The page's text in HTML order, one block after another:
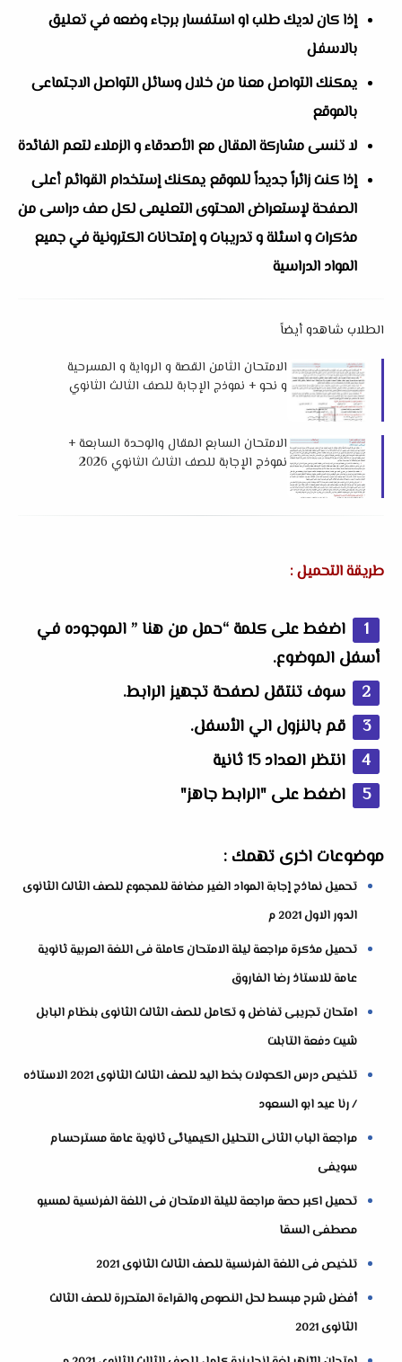
إذا كان لديك طلب او استفسار برجاء وضعه في تعليق
بالاسفل
يمكنك التواصل معنا من خلال وسائل التواصل الاجتماعى
بالموقع
لا تنسى مشاركة المقال مع الأصدقاء و الزملاء لتعم الفائدة
إذا كنت زائراً جديداً للموقع يمكنك إستخدام القوائم أعلى
الصفحة لإستعراض المحتوى التعليمى لكل صف دراسى من
مذكرات و اسئلة و تدريبات و إمتحانات الكترونية في جميع
المواد الدراسية
الطلاب شاهدو أيضاً
الامتحان الثامن القصة و الرواية و المسرحية
و نحو + نموذج الإجابة للصف الثالث الثانوي
الامتحان السابع المقال والوحدة السابعة +
نموذج الإجابة للصف الثالث الثانوي 2026
طريقة التحميل :
اضغط على كلمة “حمل من هنا ” الموجوده في
أسفل الموضوع.
سوف تنتقل لصفحة تجهيز الرابط.
قم بالنزول الي الأسفل.
انتظر العداد 15 ثانية
اضغط على "الرابط جاهز"
موضوعات اخرى تهمك :
تحميل نماذج إجابة المواد الغير مضافة للمجموع للصف الثالث الثانوى
الدور الاول 2021 م
تحميل مذكرة مراجعة ليلة الامتحان كاملة فى اللغة العربية ثانوية
عامة للاستاذ رضا الفاروق
امتحان تجريبى تفاضل و تكامل للصف الثالث الثانوى بنظام البابل
شيت دفعة التابلت
تلخيص درس الكحولات بخط اليد للصف الثالث الثانوى 2021 الاستاذه
/ رنا عيد ابو السعود
مراجعة الباب الثانى التحليل الكيميائى ثانوية عامة مسترحسام
سويفى
تحميل اكبر حصة مراجعة لليلة الامتحان فى اللغة الفرنسية لمسيو
مصطفى السقا
تلخيص فى اللغة الفرنسية للصف الثالث الثانوى 2021
أفضل شرح مبسط لحل النصوص والقراءة المتحررة للصف الثالث
الثانوى 2021